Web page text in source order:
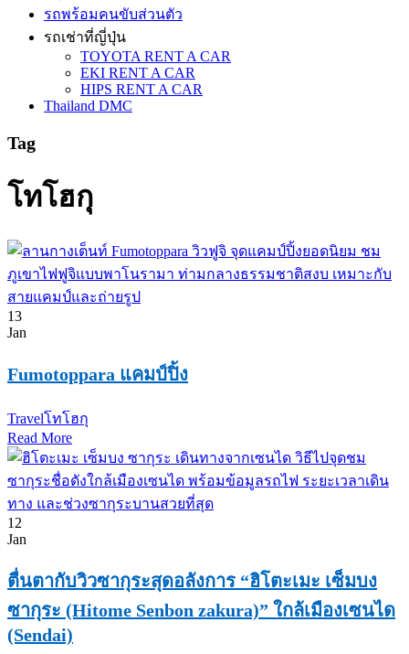
รถพร้อมคนขับส่วนตัว
รถเช่าที่ญี่ปุ่น
TOYOTA RENT A CAR
EKI RENT A CAR
HIPS RENT A CAR
Thailand DMC
Tag
โทโฮกุ
13
Jan
Fumotoppara แคมป์ปิ้ง
Travelโทโฮกุ
Read More
12
Jan
ตื่นตากับวิวซากุระสุดอลังการ “ฮิโตะเมะ เซ็มบง
ซากุระ (Hitome Senbon zakura)” ใกล้เมืองเซนได
(Sendai)